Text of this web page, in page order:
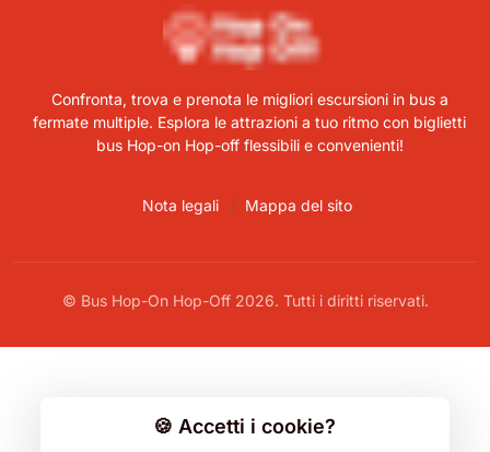
Confronta, trova e prenota le migliori escursioni in bus a
fermate multiple. Esplora le attrazioni a tuo ritmo con biglietti
bus Hop-on Hop-off flessibili e convenienti!
Nota legali Mappa del sito
© Bus Hop-On Hop-Off 2026. Tutti i diritti riservati.
🍪 Accetti i cookie?